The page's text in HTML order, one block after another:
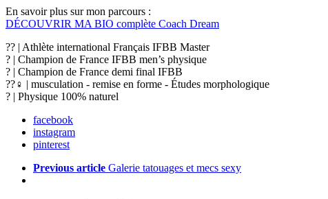
En savoir plus sur mon parcours :
DÉCOUVRIR MA BIO complète Coach Dream
?? | Athlète international Français IFBB Master
? | Champion de France IFBB men’s physique
? | Champion de France demi final IFBB
??‍♀️ | musculation - remise en forme - Études morphologique
? | Physique 100% naturel
facebook
instagram
pinterest
more
Previous article Galerie tatouages et mecs sexy